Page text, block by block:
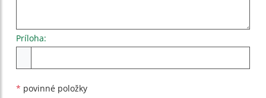
Príloha:
* povinné položky